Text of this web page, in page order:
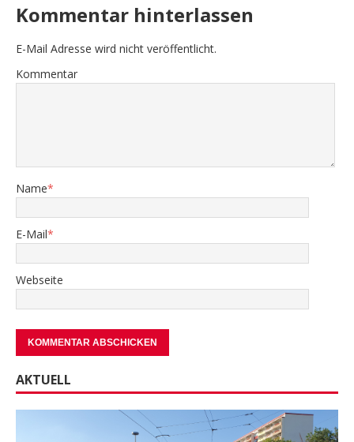
Kommentar hinterlassen
E-Mail Adresse wird nicht veröffentlicht.
Kommentar
Name*
E-Mail*
Webseite
AKTUELL